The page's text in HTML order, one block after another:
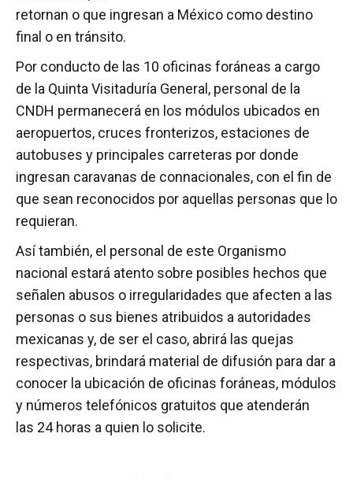
retornan o que ingresan a México como destino
final o en tránsito.
Por conducto de las 10 oficinas foráneas a cargo
de la Quinta Visitaduría General, personal de la
CNDH permanecerá en los módulos ubicados en
aeropuertos, cruces fronterizos, estaciones de
autobuses y principales carreteras por donde
ingresan caravanas de connacionales, con el fin de
que sean reconocidos por aquellas personas que lo
requieran.
Así también, el personal de este Organismo
nacional estará atento sobre posibles hechos que
señalen abusos o irregularidades que afecten a las
personas o sus bienes atribuidos a autoridades
mexicanas y, de ser el caso, abrirá las quejas
respectivas, brindará material de difusión para dar a
conocer la ubicación de oficinas foráneas, módulos
y números telefónicos gratuitos que atenderán
las 24 horas a quien lo solicite.